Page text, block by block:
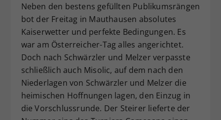
Neben den bestens gefüllten Publikumsrängen
bot der Freitag in Mauthausen absolutes
Kaiserwetter und perfekte Bedingungen. Es
war am Österreicher-Tag alles angerichtet.
Doch nach Schwärzler und Melzer verpasste
schließlich auch Misolic, auf dem nach den
Niederlagen von Schwärzler und Melzer die
heimischen Hoffnungen lagen, den Einzug in
die Vorschlussrunde. Der Steirer lieferte der